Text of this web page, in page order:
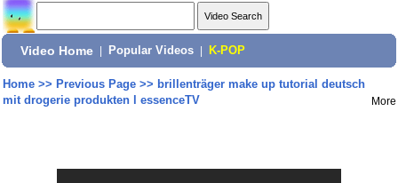
Video Home Popular Videos K-POP
Home>> Previous Page>> brillenträger make up tutorial deutsch
mit drogerie produkten l essenceTV
More